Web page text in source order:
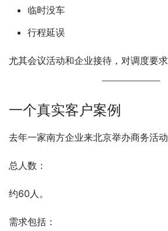
临时没车
行程延误
尤其会议活动和企业接待，对调度要求
一个真实客户案例
去年一家南方企业来北京举办商务活动
总人数：
约60人。
需求包括：